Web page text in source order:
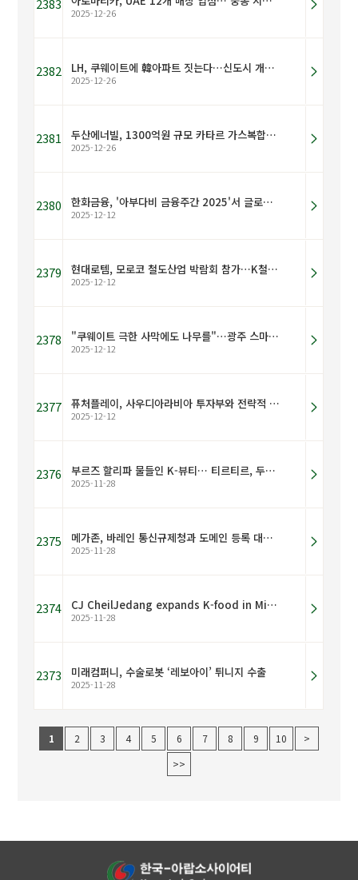
2383
2025-12-26
2382 LH, 쿠웨이트에 韓아파트 짓는다…신도시 개발에 속도
2025-12-26
2381 두산에너빌, 1300억원 규모 카타르 가스복합발전 주기기 수주
2025-12-26
2380 한화금융, '아부다비 금융주간 2025'서 글로벌 금융 협력 확대
2025-12-12
2379 현대로템, 모로코 철도산업 박람회 참가…K철도 인프라 소개
2025-12-12
2378 "쿠웨이트 극한 사막에도 나무를"…광주 스마트팜 기술 '성과'
2025-12-12
2377 퓨처플레이, 사우디아라비아 투자부와 전략적 MOU 체결
2025-12-12
2376 부르즈 할리파 물들인 K-뷰티… 티르티르, 두바이서 대형 글로벌 프로젝트 선보여
2025-11-28
2375 메가존, 바레인 통신규제청과 도메인 등록 대행 계약 체결
2025-11-28
2374 CJ CheilJedang expands K-food in Middle East through UAE distribution partnership
2025-11-28
2373 미래컴퍼니, 수술로봇 ‘레보아이’ 튀니지 수출
2025-11-28
1 2 3 4 5 6 7 8 9 10
>
>>